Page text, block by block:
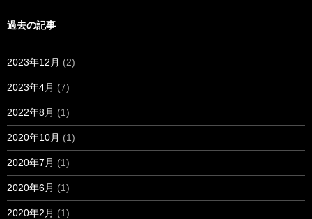
過去の記事
2023年12月 (2)
2023年4月 (7)
2022年8月 (1)
2020年10月 (1)
2020年7月 (1)
2020年6月 (1)
2020年2月 (1)